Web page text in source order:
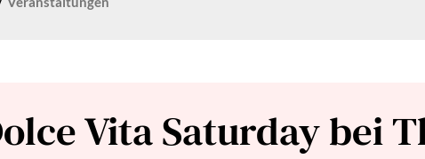
Vita Saturday bei